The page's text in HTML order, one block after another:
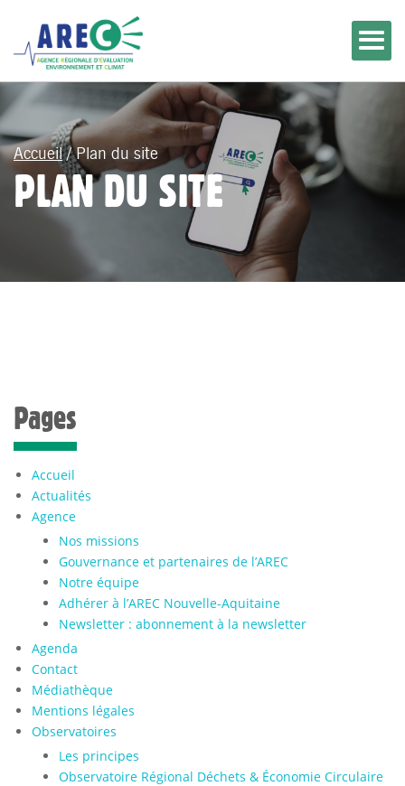
Accueil/Plan du site
PLAN DU SITE
Pages
Accueil
Actualités
Agence
Nos missions
Gouvernance et partenaires de l’AREC
Notre équipe
Adhérer à l’AREC Nouvelle-Aquitaine
Newsletter : abonnement à la newsletter
Agenda
Contact
Médiathèque
Mentions légales
Observatoires
Les principes
Observatoire Régional Déchets & Économie Circulaire